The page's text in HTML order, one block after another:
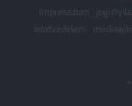
impresszum
jogi
adatvédelem